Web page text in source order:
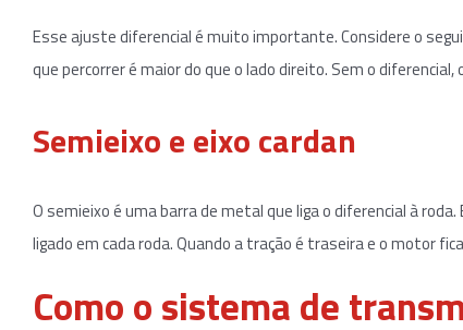
Esse ajuste diferencial é muito importante. Considere o
que percorrer é maior do que o lado direito. Sem o
Semieixo e eixo cardan
O semieixo é uma barra de metal que liga o diferencial à
ligado em cada roda. Quando a tração é traseira e o motor
Como o sistema de